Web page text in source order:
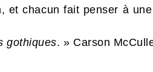
et chacun fait penser à
gothiques. » Carson